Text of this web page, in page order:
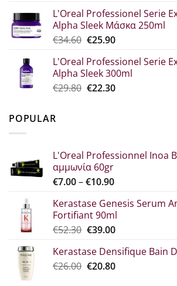
was:
€30.70.
τιμή
είναι:
€23.00.
L'Oreal Professionel Serie
Alpha Sleek Μάσκα 250ml
€34.60 Original
was:
€34.60.
€25.90Η
τιμή
είναι:
€25.90.
L'Oreal Professionel Serie
Alpha Sleek 300ml
€29.80 Original
€22.30Η
POPULAR
L'Oreal Professionnel Inoa
αμμωνία 60gr
€7.00–€10.90Price
€7.00
through
€10.90
Kerastase Genesis Serum
Fortifiant 90ml
€52.30 Original
was:
€52.30.
€39.00Η
τιμή
είναι:
Kerastase Densifique Bain
€26.00 Original
€20.80Η